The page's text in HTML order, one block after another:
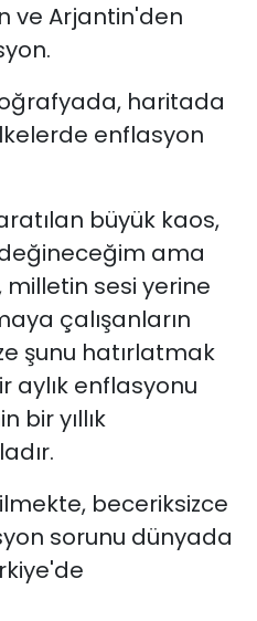
ve Arjantin'den
haritada
enflasyon
büyük kaos,
ama
milletin sesi yerine
çalışanların
şunu hatırlatmak
aylık enflasyonu
bir yıllık
beceriksizce
sorunu dünyada